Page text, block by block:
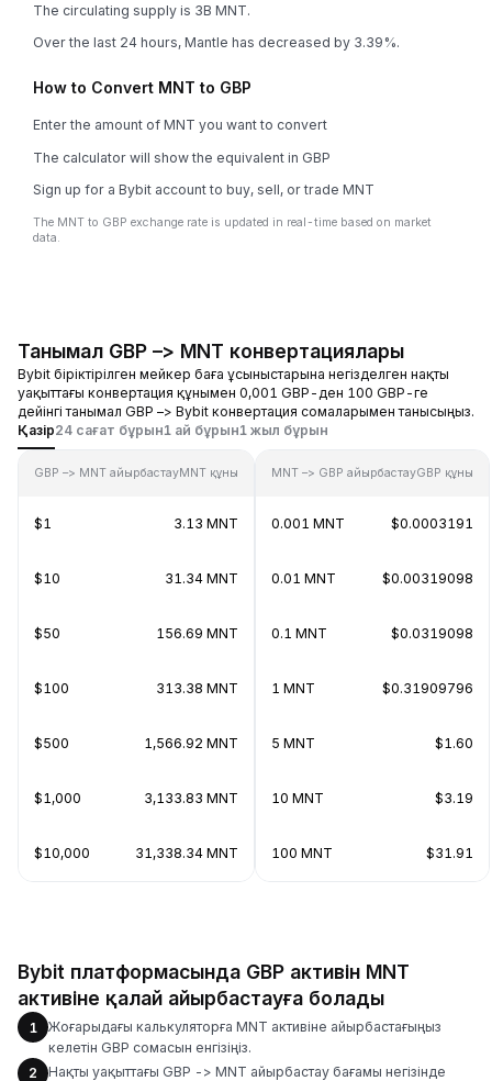
The circulating supply is 3B MNT.
Over the last 24 hours, Mantle has decreased by 3.39%.
How to Convert MNT to GBP
Enter the amount of MNT you want to convert
The calculator will show the equivalent in GBP
Sign up for a Bybit account to buy, sell, or trade MNT
The MNT to GBP exchange rate is updated in real-time based on market
data.
Танымал GBP –> MNT конвертациялары
Bybit біріктірілген мейкер баға ұсыныстарына негізделген нақты
уақыттағы конвертация құнымен 0,001 GBP-ден 100 GBP-ге
дейінгі танымал GBP –> Bybit конвертация сомаларымен танысыңыз.
Қазір24 сағат бұрын1 ай бұрын1 жыл бұрын
GBP –> MNT айырбастауMNT құны
$1 3.13 MNT
$10 31.34 MNT
$50 156.69 MNT
$100 313.38 MNT
$500 1,566.92 MNT
$1,000 3,133.83 MNT
$10,000 31,338.34 MNT
MNT –> GBP айырбастауGBP құны
0.001 MNT $0.0003191
0.01 MNT $0.00319098
0.1 MNT $0.0319098
1 MNT $0.31909796
5 MNT $1.60
10 MNT $3.19
100 MNT $31.91
Bybit платформасында GBP активін MNT
активіне қалай айырбастауға болады
1
Жоғарыдағы калькуляторға MNT активіне айырбастағыңыз
келетін GBP сомасын енгізіңіз.
2
Нақты уақыттағы GBP -> MNT айырбастау бағамы негізінде